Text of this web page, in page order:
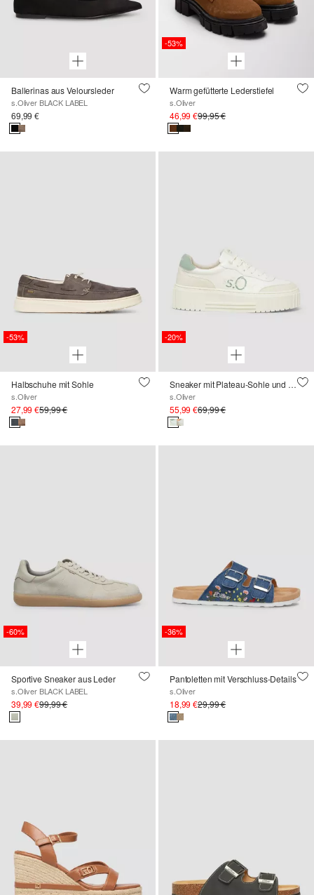
Ballerinas aus Veloursleder
s.Oliver BLACK LABEL
69,99 €
-53%
Warm gefütterte Lederstiefel
s.Oliver
46,99 €99,95 €
-53%
Halbschuhe mit Sohle
s.Oliver
27,99 €59,99 €
-20%
Sneaker mit Plateau-Sohle und Logo-Detail
s.Oliver
55,99 €69,99 €
-60%
Sportive Sneaker aus Leder
s.Oliver BLACK LABEL
39,99 €99,99 €
-36%
Pantoletten mit Verschluss-Details
s.Oliver
18,99 €29,99 €